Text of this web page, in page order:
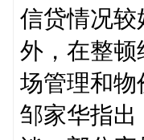
信贷情况较
外，在整顿
场管理和物
邹家华指出